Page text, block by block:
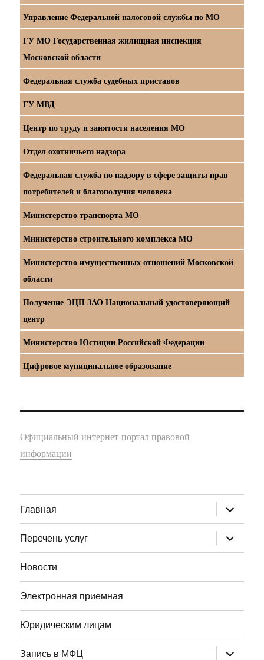
Управление Федеральной налоговой службы по МО
ГУ МО Государственная жилищная инспекция
Московской области
Федеральная служба судебных приставов
ГУ МВД
Центр по труду и занятости населения МО
Отдел охотничьего надзора
Федеральная служба по надзору в сфере защиты прав
потребителей и благополучия человека
Министерство транспорта МО
Министерство строительного комплекса МО
Министерство имущественных отношений Московской
области
Получение ЭЦП ЗАО Национальный удостоверяющий
центр
Министерство Юстиции Российской Федерации
Цифровое муниципальное образование
Официальный интернет-портал правовой
информации
Главная раскрыть
дочернее
меню
Перечень услуг
раскрыть
дочернее
меню
Новости
Электронная приемная
Юридическим лицам
Запись в МФЦ раскрыть